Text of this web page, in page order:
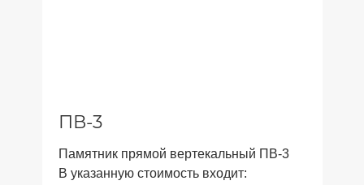
ПВ-3
Памятник прямой вертекальный ПВ-3
В указанную стоимость входит: